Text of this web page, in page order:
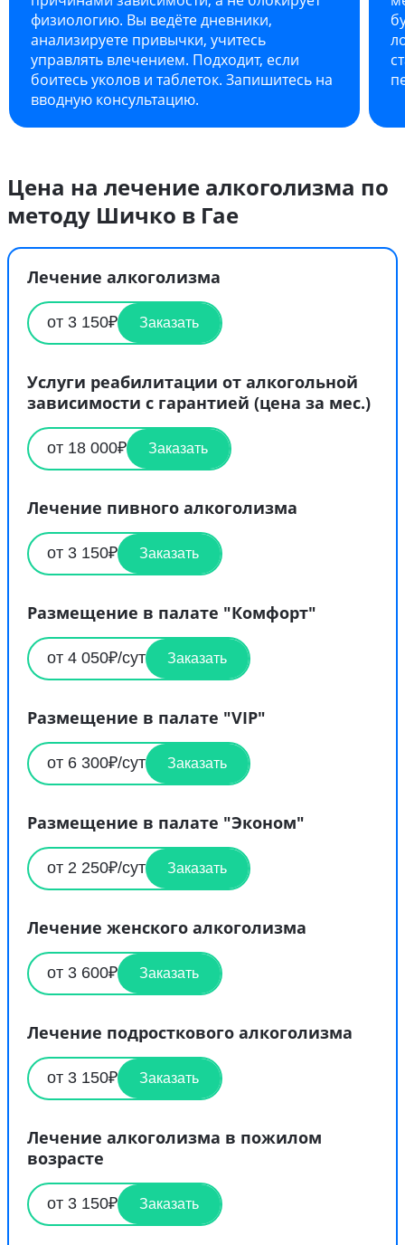
физиологию. Вы ведёте дневники,
анализируете привычки, учитесь
управлять влечением. Подходит, если
боитесь уколов и таблеток. Запишитесь на
вводную консультацию.
Цена на лечение алкоголизма по
методу Шичко в Гае
Лечение алкоголизма
от 3 150₽ Заказать
Услуги реабилитации от алкогольной
зависимости с гарантией (цена за мес.)
от 18 000₽ Заказать
Лечение пивного алкоголизма
от 3 150₽ Заказать
Размещение в палате "Комфорт"
от 4 050₽/сут Заказать
Размещение в палате "VIP"
от 6 300₽/сут Заказать
Размещение в палате "Эконом"
от 2 250₽/сут Заказать
Лечение женского алкоголизма
от 3 600₽ Заказать
Лечение подросткового алкоголизма
от 3 150₽ Заказать
Лечение алкоголизма в пожилом
возрасте
от 3 150₽ Заказать